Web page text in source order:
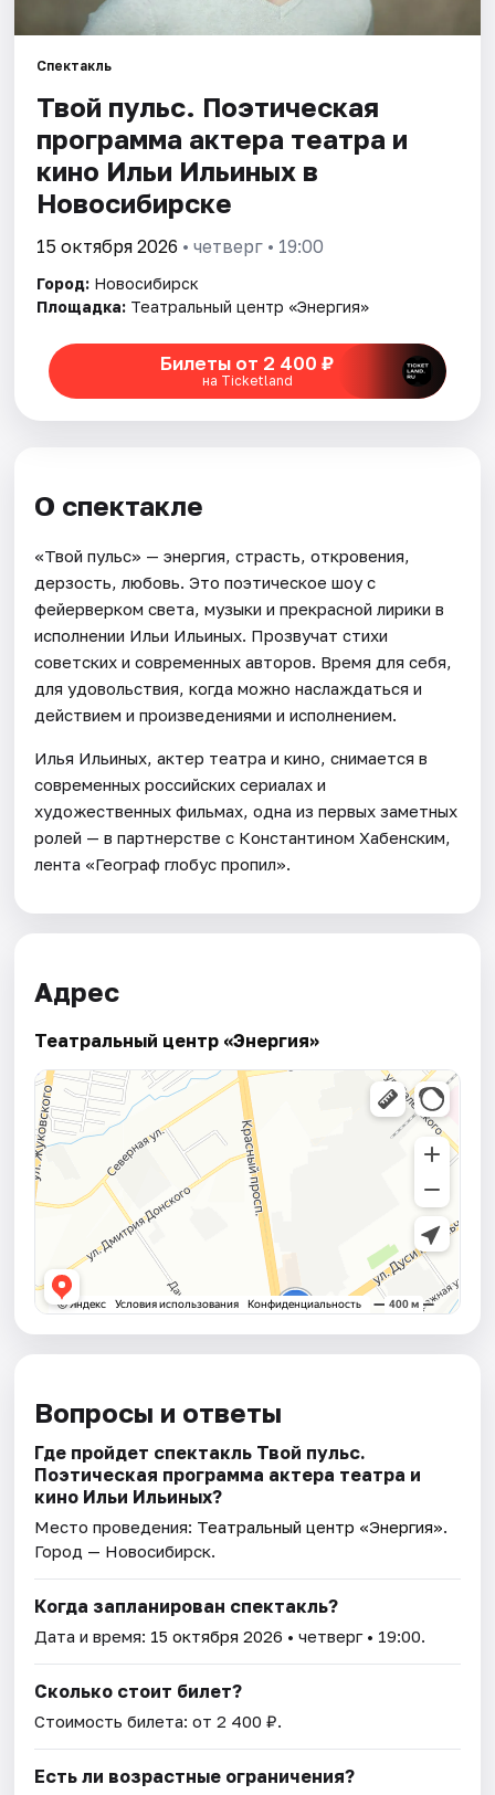
Города
Площадки
Артисты
Рейтинги
Спектакль
Твой пульс. Поэтическая
программа актера театра и
кино Ильи Ильиных в
Новосибирске
15 октября 2026 • четверг • 19:00
Город: Новосибирск
Площадка: Театральный центр «Энергия»
Билеты от 2 400 ₽
на Ticketland
О спектакле
«Твой пульс» — энергия, страсть, откровения,
дерзость, любовь. Это поэтическое шоу с
фейерверком света, музыки и прекрасной лирики в
исполнении Ильи Ильиных. Прозвучат стихи
советских и современных авторов. Время для себя,
для удовольствия, когда можно наслаждаться и
действием и произведениями и исполнением.
Илья Ильиных, актер театра и кино, снимается в
современных российских сериалах и
художественных фильмах, одна из первых заметных
ролей — в партнерстве с Константином Хабенским,
лента «Географ глобус пропил».
Адрес
Театральный центр «Энергия»
Вопросы и ответы
Где пройдет спектакль Твой пульс.
Поэтическая программа актера театра и
кино Ильи Ильиных?
Место проведения: Театральный центр «Энергия».
Город — Новосибирск.
Когда запланирован спектакль?
Дата и время: 15 октября 2026 • четверг • 19:00.
Сколько стоит билет?
Стоимость билета: от 2 400 ₽.
Есть ли возрастные ограничения?